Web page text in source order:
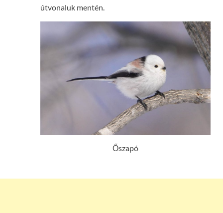
útvonaluk mentén.
Őszapó